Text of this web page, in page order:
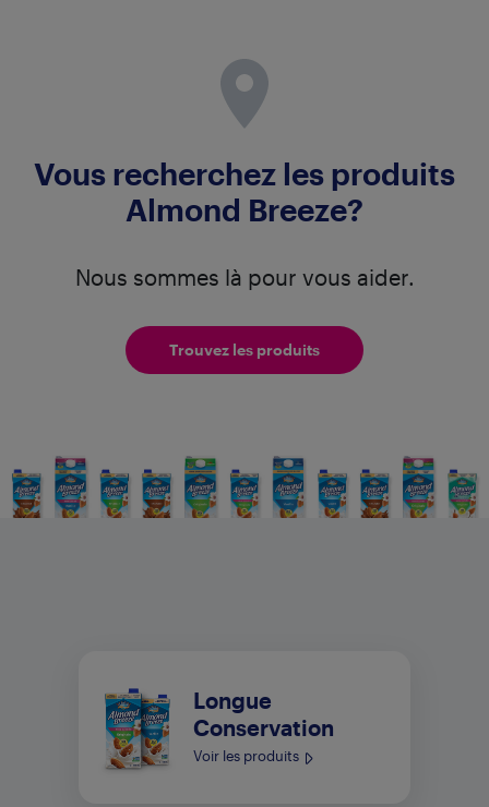
Vous recherchez les produits
Almond Breeze?
Nous sommes là pour vous aider.
Trouvez les produits
Longue
Conservation
Voir les produits